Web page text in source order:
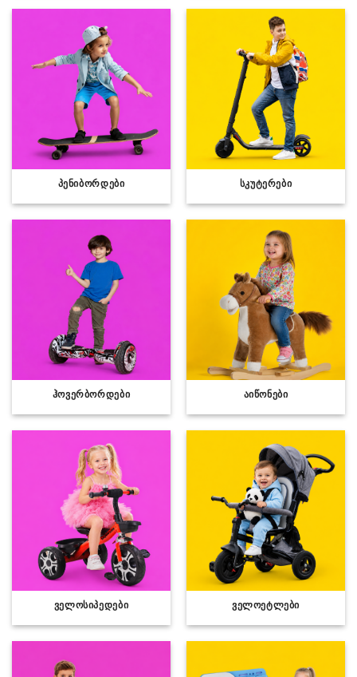
ᲞᲔᲜᲘᲑᲝᲠᲓᲔᲑᲘ ᲡᲙᲣᲢᲔᲠᲔᲑᲘ
ᲰᲝᲕᲔᲠᲑᲝᲠᲓᲔᲑᲘ ᲐᲘᲬᲝᲜᲔᲑᲘ
ᲕᲔᲚᲝᲡᲘᲞᲔᲓᲔᲑᲘ ᲕᲔᲚᲝᲔᲢᲚᲔᲑᲘ